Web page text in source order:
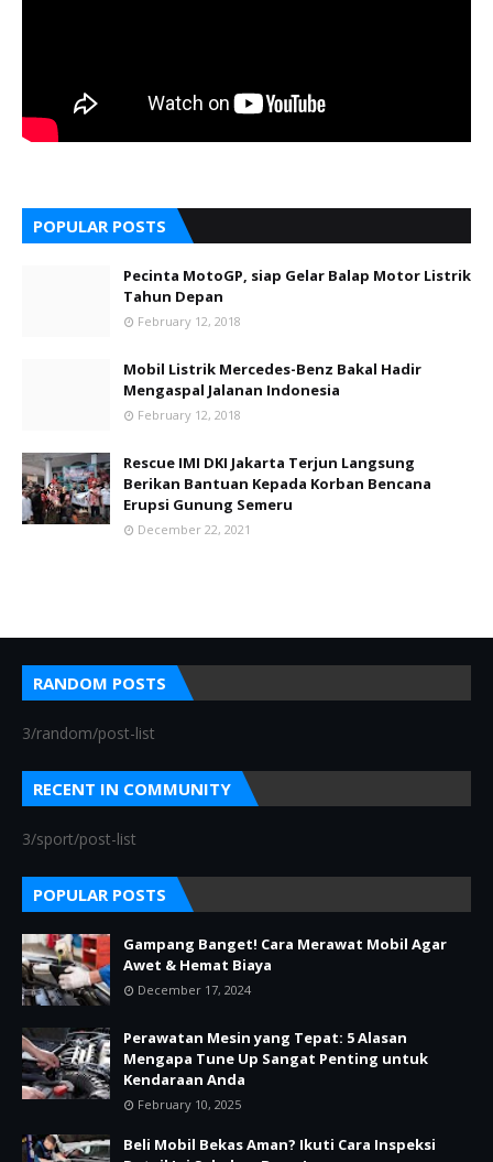
POPULAR POSTS
Pecinta MotoGP, siap Gelar Balap Motor Listrik
Tahun Depan
February 12, 2018
Mobil Listrik Mercedes-Benz Bakal Hadir
Mengaspal Jalanan Indonesia
February 12, 2018
Rescue IMI DKI Jakarta Terjun Langsung
Berikan Bantuan Kepada Korban Bencana
Erupsi Gunung Semeru
December 22, 2021
RANDOM POSTS
3/random/post-list
RECENT IN COMMUNITY
3/sport/post-list
POPULAR POSTS
Gampang Banget! Cara Merawat Mobil Agar
Awet & Hemat Biaya
December 17, 2024
Perawatan Mesin yang Tepat: 5 Alasan
Mengapa Tune Up Sangat Penting untuk
Kendaraan Anda
February 10, 2025
Beli Mobil Bekas Aman? Ikuti Cara Inspeksi